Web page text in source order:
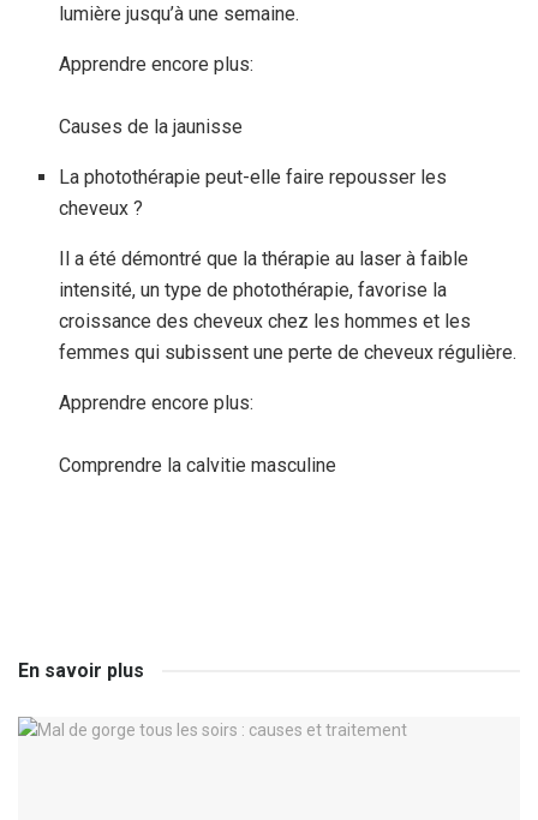
lumière jusqu’à une semaine.
Apprendre encore plus:
Causes de la jaunisse
La photothérapie peut-elle faire repousser les
cheveux ?
Il a été démontré que la thérapie au laser à faible
intensité, un type de photothérapie, favorise la
croissance des cheveux chez les hommes et les
femmes qui subissent une perte de cheveux régulière.
Apprendre encore plus:
Comprendre la calvitie masculine
En savoir plus